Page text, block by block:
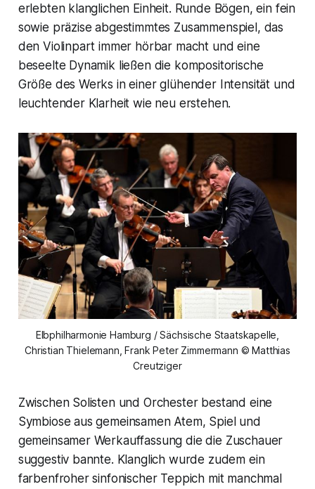
erlebten klanglichen Einheit. Runde Bögen, ein fein
sowie präzise abgestimmtes Zusammenspiel, das
den Violinpart immer hörbar macht und eine
beseelte Dynamik ließen die kompositorische
Größe des Werks in einer glühender Intensität und
leuchtender Klarheit wie neu erstehen.
Elbphilharmonie Hamburg / Sächsische Staatskapelle,
Christian Thielemann, Frank Peter Zimmermann © Matthias
Creutziger
Zwischen Solisten und Orchester bestand eine
Symbiose aus gemeinsamen Atem, Spiel und
gemeinsamer Werkauffassung die die Zuschauer
suggestiv bannte. Klanglich wurde zudem ein
farbenfroher sinfonischer Teppich mit manchmal